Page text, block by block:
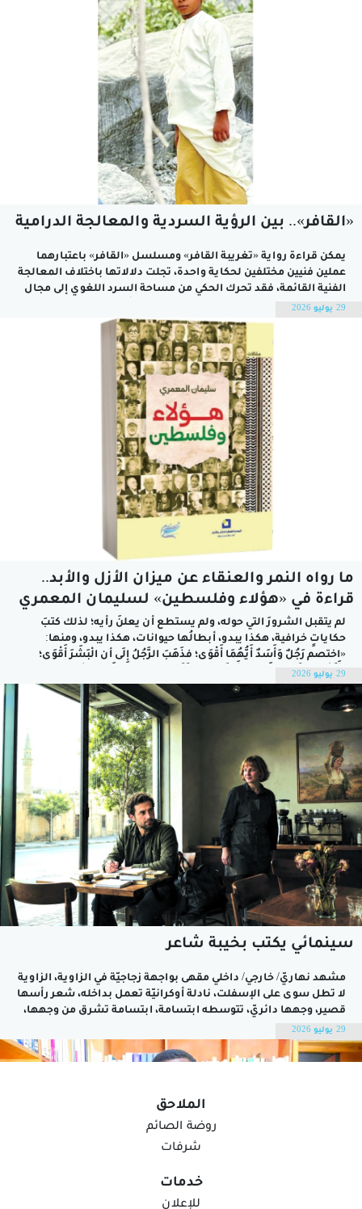
«القافر».. بين الرؤية السردية والمعالجة الدرامية
يمكن قراءة رواية «تغريبة القافر» ومسلسل «القافر» باعتبارهما
عملين فنيين مختلفين لحكاية واحدة، تجلت دلالاتها باختلاف المعالجة
الفنية القائمة، فقد تحرك الحكي من مساحة السرد اللغوي إلى مجال
التصوير الدرامي، هذا الانتقال لم يفقد النص أصله الواقعي، ومدلوله
الفني بشكل كلي. وإذا ما اعتبرنا مقولة سعيد بنكراد التي تعيد
29 يوليو 2026
ما رواه النمر والعنقاء عن ميزان الأزل والأبد..
قراءة في «هؤلاء وفلسطين» لسليمان المعمري
لم يتقبل الشرورَ التي حوله، ولم يستطع أن يعلنَ رأيه؛ لذلك كتبَ
حكاياتٍ خرافية، هكذا يبدو، أبطالُها حيوانات، هكذا يبدو، ومنها:
«اختصم رَجُلٌ وَأَسَدٌ أَيُّهُمَا أَقْوَى؛ فذَهَبَ الرَّجُلُ إِلَى أن الْبَشَرَ أَقْوَى؛
لِأَنَّهُمْ يَحْظَوْنَ بِنَصِيبٍ أَوْفَرَ مِنَ الذَّكَاءِ. ثم صَاحَ: «تَعَالَ الْآنَ مَعِي،
وَسَوْفَ أُثْبِتُ لَكَ حَالًا أَنِّي عَلَى حَقٍّ»....
29 يوليو 2026
سينمائي يكتب بخيبة شاعر
مشهد نهاريّ/ خارجي/ داخلي مقهى بواجهة زجاجيّة في الزاوية، الزاوية
لا تطل سوى على الإسفلت، نادلة أوكرانيّة تعمل بداخله، شعر رأسها
قصير، وجهها دائريّ، تتوسطه ابتسامة، ابتسامة تشرق من وجهها،
ابتسامة لا تدرك معناها، ابتسامة محايدة ومخاتلة، موسيقى ذات
نكهة إفريقيّة تهطل من سقف المقهى، يدخل رجل إلى...
29 يوليو 2026
الملاحق
روضة الصائم
شرفات
خدمات
للإعلان